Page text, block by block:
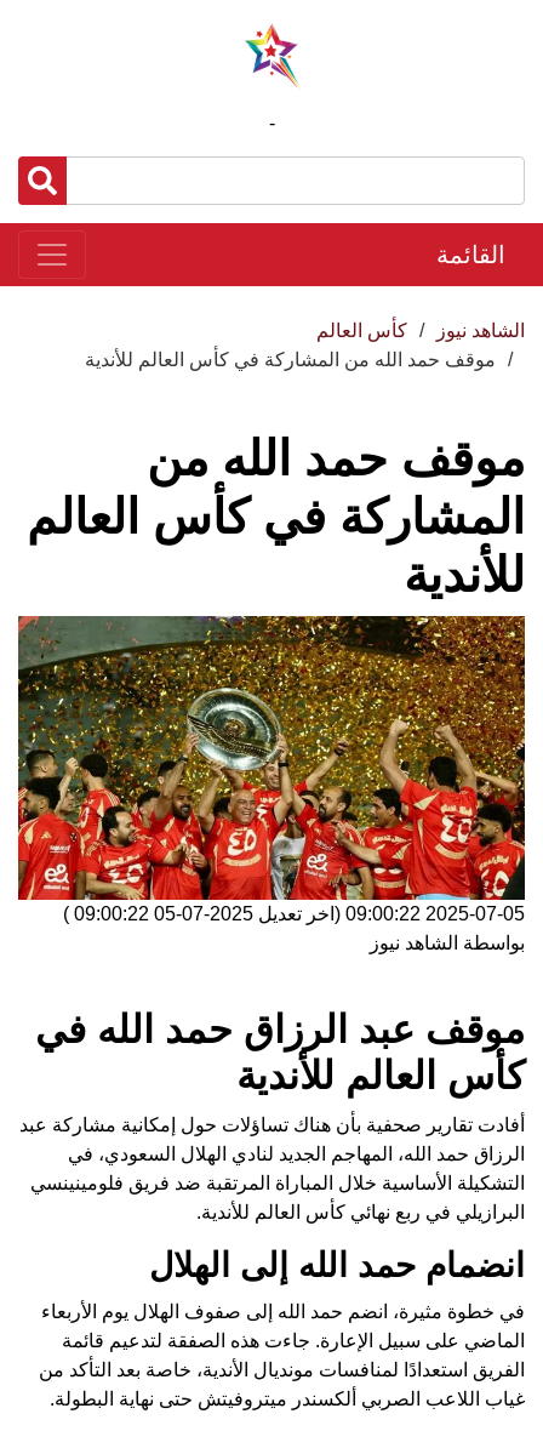
-
القائمة
الشاهد نيوز
كأس العالم
موقف حمد الله من المشاركة في كأس العالم للأندية
موقف حمد الله من
المشاركة في كأس العالم
للأندية
2025-07-05 09:00:22 (اخر تعديل 2025-07-05 09:00:22
)
بواسطة الشاهد نيوز
موقف عبد الرزاق حمد الله في
كأس العالم للأندية
أفادت تقارير صحفية بأن هناك تساؤلات حول إمكانية مشاركة عبد
الرزاق حمد الله، المهاجم الجديد لنادي الهلال السعودي، في
التشكيلة الأساسية خلال المباراة المرتقبة ضد فريق فلومينينسي
البرازيلي في ربع نهائي كأس العالم للأندية.
انضمام حمد الله إلى الهلال
في خطوة مثيرة، انضم حمد الله إلى صفوف الهلال يوم الأربعاء
الماضي على سبيل الإعارة. جاءت هذه الصفقة لتدعيم قائمة
الفريق استعدادًا لمنافسات مونديال الأندية، خاصة بعد التأكد من
غياب اللاعب الصربي ألكسندر ميتروفيتش حتى نهاية البطولة.